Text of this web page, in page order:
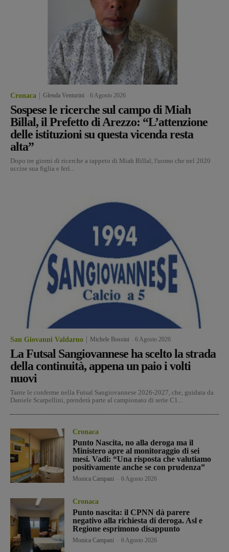
Cronaca Glenda Venturini 6 Agosto 2026
Sospese le ricerche sul campo di Miah
Billal, il Prefetto di Arezzo: “L’attenzione
delle istituzioni su questa vicenda resta
alta”
Dopo tre giorni di ricerche a tappeto di Miah Billal, l'uomo che nel 2020
uccise sua figlia e ferì...
San Giovanni Valdarno Michele Bossini 6 Agosto 2026
La Futsal Sangiovannese ha scelto la strada
della continuità, appena un paio i volti
nuovi
Tante le conferme nella Futsal Sangiovannese 2026-2027, che, guidata da
Daniele Scarpellini, prenderà parte al campionato di serie C1...
Cronaca
Punto Nascita, no alla deroga ma il
Ministero apre al monitoraggio di sei
mesi. Vadi: “Una risposta che valutiamo
positivamente anche se con prudenza”
Monica Campani 6 Agosto 2026
Cronaca
Punto nascita: il CPNN dà parere
negativo alla richiesta di deroga. Asl e
Regione esprimono disappunto
Monica Campani 6 Agosto 2026